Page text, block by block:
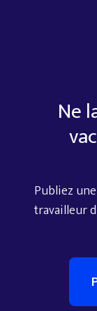
Ne
Publiez une
travailleur